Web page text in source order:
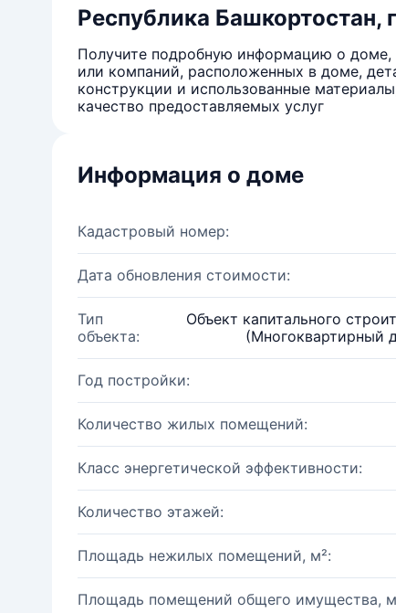
Республика Башкортостан,
Получите подробную информацию о доме,
или компаний, расположенных в доме,
конструкции и использованные
качество предоставляемых услуг
Информация о доме
Кадастровый номер:
Дата обновления стоимости:
Тип
объекта:
Объект капитального
(Многоквартирный
Год постройки:
Количество жилых помещений:
Класс энергетической эффективности:
Количество этажей:
Площадь нежилых помещений, м²:
Площадь помещений общего имущества,